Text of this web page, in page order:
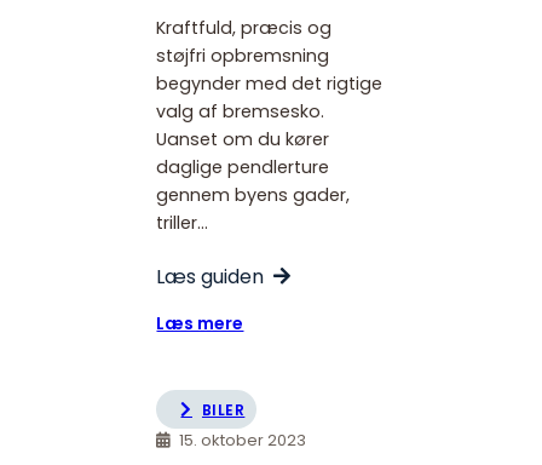
Kraftfuld, præcis og
støjfri opbremsning
begynder med det rigtige
valg af bremsesko.
Uanset om du kører
daglige pendlerture
gennem byens gader,
triller…
Læs guiden
Læs mere
sikrer
stopkraft
BILER
15. oktober 2023